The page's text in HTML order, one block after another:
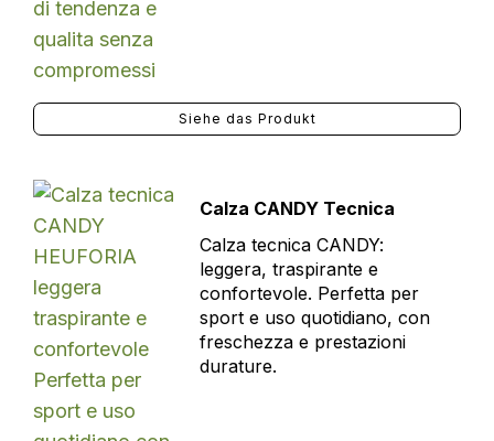
Siehe das Produkt
Calza CANDY Tecnica
Calza tecnica CANDY:
leggera, traspirante e
confortevole. Perfetta per
sport e uso quotidiano, con
freschezza e prestazioni
durature.